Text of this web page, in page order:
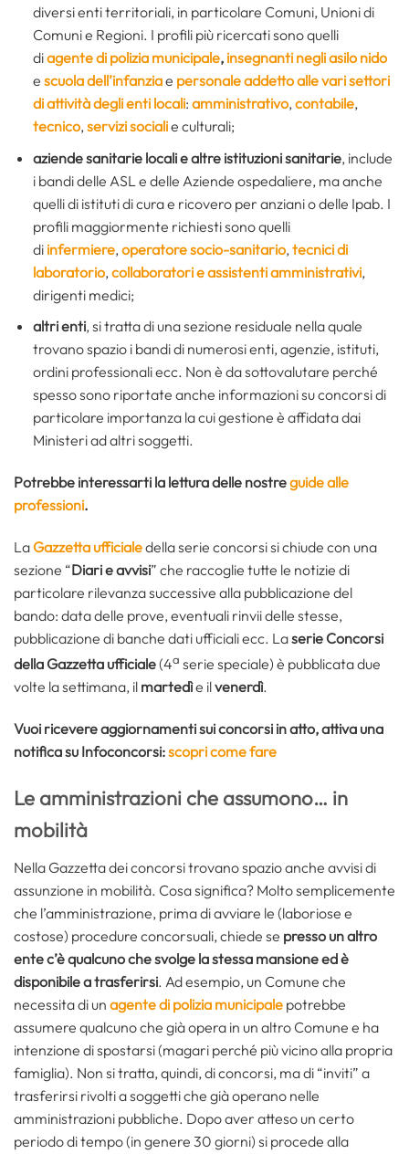
diversi enti territoriali, in particolare Comuni, Unioni di
Comuni e Regioni. I profili più ricercati sono quelli
diagente di polizia municipale, insegnanti negli asilo nido
e scuola dell’infanziae personale addetto alle vari settori
di attività degli enti locali: amministrativo,contabile,
tecnico,servizi socialie culturali;
aziende sanitarie locali e altre istituzioni sanitarie, include
i bandi delle ASL e delle Aziende ospedaliere, ma anche
quelli di istituti di cura e ricovero per anziani o delle Ipab. I
profili maggiormente richiesti sono quelli
di infermiere, operatore socio-sanitario, tecnici di
laboratorio, collaboratori e assistenti amministrativi,
dirigenti medici;
altri enti, si tratta di una sezione residuale nella quale
trovano spazio i bandi di numerosi enti, agenzie, istituti,
ordini professionali ecc. Non è da sottovalutare perché
spesso sono riportate anche informazioni su concorsi di
particolare importanza la cui gestione è affidata dai
Ministeri ad altri soggetti.
Potrebbe interessarti la lettura delle nostreguide alle
professioni.
LaGazzetta ufficialedella serie concorsi si chiude con una
sezione “Diari e avvisi” che raccoglie tutte le notizie di
particolare rilevanza successive alla pubblicazione del
bando: data delle prove, eventuali rinvii delle stesse,
pubblicazione di banche dati ufficiali ecc. Laserie Concorsi
della Gazzetta ufficiale(4a serie speciale) è pubblicata due
volte la settimana, il martedìe ilvenerdì.
Vuoi ricevere aggiornamenti sui concorsi in atto, attiva una
notifica su Infoconcorsi:scopri come fare
Le amministrazioni che assumono… in
mobilità
Nella Gazzetta dei concorsi trovano spazio anche avvisi di
assunzione in mobilità. Cosa significa? Molto semplicemente
che l’amministrazione, prima di avviare le (laboriose e
costose) procedure concorsuali, chiede se presso un altro
ente c’è qualcuno che svolge la stessa mansione ed è
disponibile a trasferirsi. Ad esempio, un Comune che
necessita di un agente di polizia municipale potrebbe
assumere qualcuno che già opera in un altro Comune e ha
intenzione di spostarsi (magari perché più vicino alla propria
famiglia). Non si tratta, quindi, di concorsi, ma di “inviti” a
trasferirsi rivolti a soggetti che già operano nelle
amministrazioni pubbliche. Dopo aver atteso un certo
periodo di tempo (in genere 30 giorni) si procede alla